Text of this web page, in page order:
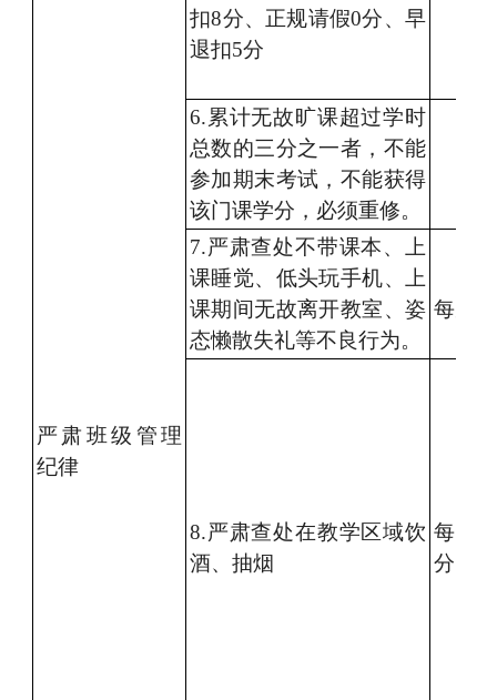
严肃班级 管理
纪律
扣8分、 正规请假0分、早
退扣5分
6.累计无故旷课超过学时
总数的三分之一者，不能
参加期末考试，不能获得
该门课学分，必须重修。
7.严肃查处不带课本、上
课睡觉、低头玩手机、上
课期间无故离开教室、姿
态懒散失礼等不良行为。
每次
8.严肃查处在教学 区域饮
酒、抽烟
每次
分